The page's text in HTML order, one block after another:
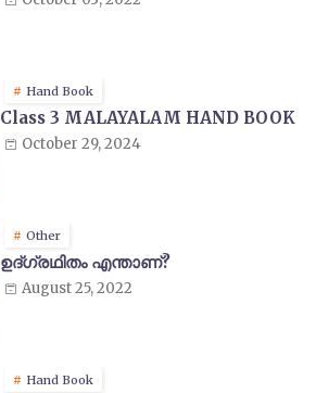
Hand Book
Class 3 MALAYALAM HAND BOOK
October 29, 2024
Other
ഉദ്ഗ്രഥിതം എന്താണ്?
August 25, 2022
Hand Book